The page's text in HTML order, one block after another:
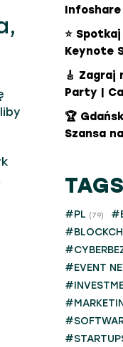
⭐
Keynote
🎸
Party |
​🏆
Szansa
TAGS
#PL (79)
#EVENT